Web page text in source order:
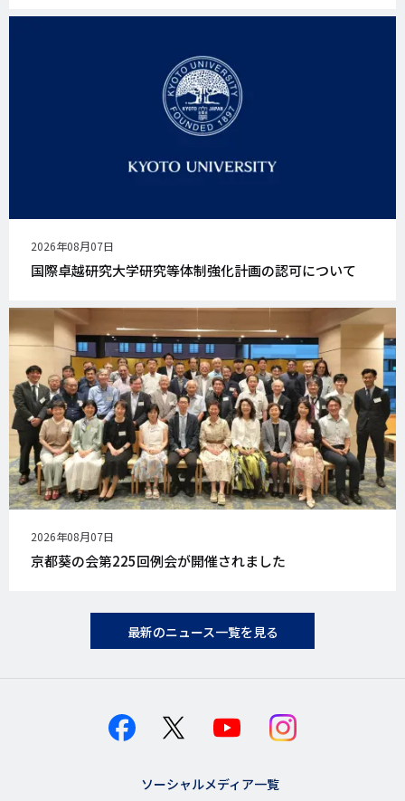
公
開
日
2026年08月07日
国際卓越研究大学研究等体制強化計画の認可について
公
開
日
2026年08月07日
京都葵の会第225回例会が開催されました
最新のニュース一覧を見る
ソーシャルメディア一覧